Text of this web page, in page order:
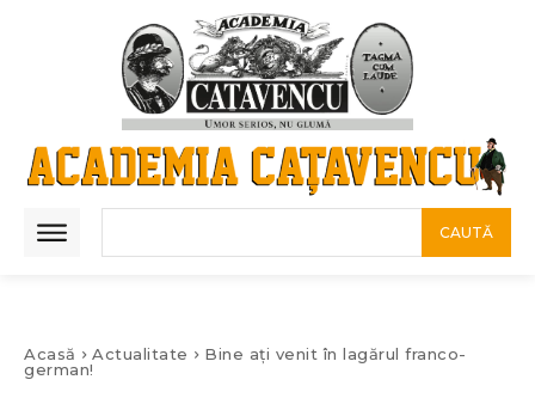
CAUTĂ
Acasă Actualitate
Bine ați venit în lagărul franco-
german!